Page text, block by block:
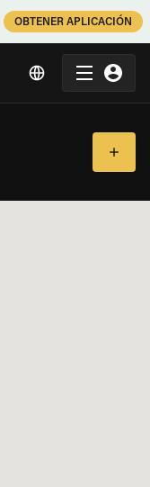
OBTENER APLICACIÓN